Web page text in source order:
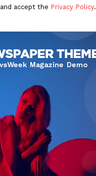
accept the Privacy Policy.